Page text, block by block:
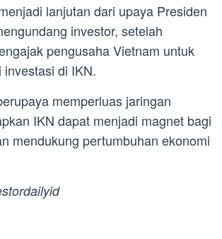
lanjutan dari upaya Presiden
investor, setelah
pengusaha Vietnam untuk
di IKN.
memperluas jaringan
IKN dapat menjadi magnet bagi
mendukung pertumbuhan ekonomi